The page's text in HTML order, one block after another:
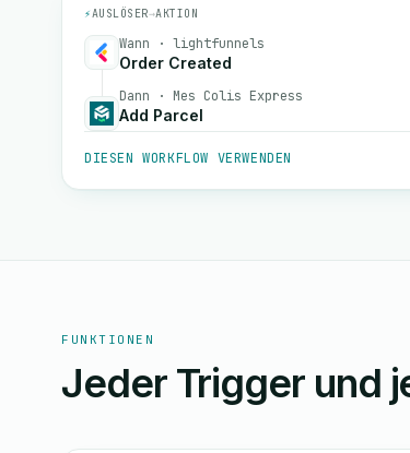
⚡AUSLÖSER→AKTION
Wann · lightfunnels
Order Created
Dann · Mes Colis Express
Add Parcel
DIESEN WORKFLOW VERWENDEN
FUNKTIONEN
Jeder Trigger und